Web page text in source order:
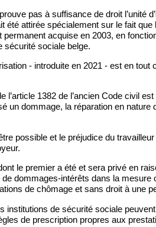
pas à suffisance de droit l’unité
été attirée spécialement sur le fait
acquise en 2003, en
sécurité sociale belge.
- introduite en 2021 - est en tout
l’article 1382 de l’ancien Code civil
un dommage, la réparation en nature
possible et le préjudice du
le premier a été et sera privé en
dommages-intérêts dans la mesure
de chômage et sans droit à une
institutions de sécurité sociale
de prescription propres aux